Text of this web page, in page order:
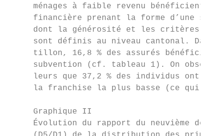
ménages à faible revenu bénéficient
financière prenant la forme d’une
dont la générosité et les critères
sont définis au niveau cantonal.
tillon, 16,8 % des assurés
subvention (cf. tableau 1). On
leurs que 37,2 % des individus ont
la franchise la plus basse (ce qui
     Graphique II
Évolution du rapport du neuvième